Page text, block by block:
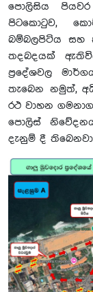
පොලිසිය
පිටකොටුව,
බම්බලපිටිය සහ
තදබදයක්
ප්‍රදේශවල
තැබෙන නමුත්,
රථ වාහන
පොලිස්
දැනුම් දී